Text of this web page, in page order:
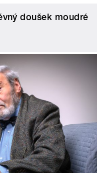
doušek moudré